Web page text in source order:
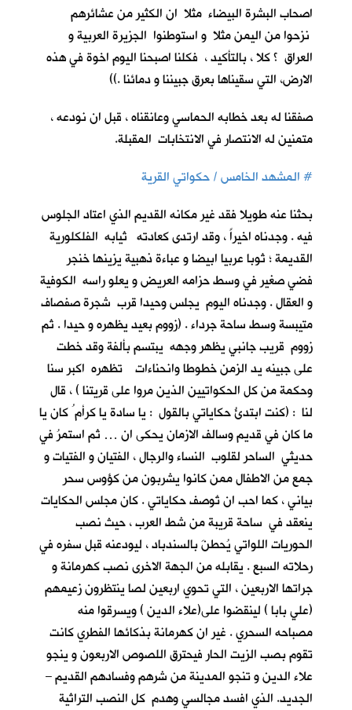
اصحاب البشرة البيضاء مثلا ان الكثير من عشائرهم
نزحوا من اليمن مثلا و استوطنوا الجزيرة العربية و
العراق ؟ كلا ، بالتأكيد ، فكلنا اصبحنا اليوم اخوة في هذه
الارض، التي سقيناها بعرق جبيننا و دمائنا .))
صفقنا له بعد خطابه الحماسي وعانقناه ، قبل ان نودعه ،
متمنين له الانتصار في الانتخابات المقبلة.
#المشهد الخامس / حكواتي القرية
بحثنا عنه طويلا فقد غير مكانه القديم الذي اعتاد الجلوس
فيه . وجدناه اخيراً ، وقد ارتدى كعادته ثيابه الفلكلورية
القديمة ؛ ثوبا عربيا ابيضا و عباءة ذهبية يزينها خنجر
فضي صغير في وسط حزامه العريض و يعلو راسه الكوفية
و العقال . وجدناه اليوم يجلس وحيدا قرب شجرة صفصاف
متيبسة وسط ساحة جرداء . (زووم بعيد يظهره و حيدا . ثم
زووم قريب جانبي يظهر وجهه يبتسم بألفة وقد خطت
على جبينه يد الزمن خطوطا وانحناءات تظهره اكبر سنا
وحكمة من كل الحكواتيين الذين مروا على قريتنا ) ، قال
لنا : (كنت ابتدئُ حكاياتي بالقول : يا سادة يا كرأم ُ كان يا
ما كان في قديم وسالف الازمان يحكى ان … ثم استمرُ في
حديثي الساحر لقلوب النساء والرجال ، الفتيان و الفتيات و
جمع من الاطفال ممن كانوا يشربون من كؤوس سحر
بياني ، كما احب ان تُوصف حكاياتي . كان مجلس الحكايات
ينعقد في ساحة قريبة من شط العرب ، حيث نصب
الحوريات اللواتي يُحطنَ بالسندباد ، ليودعنه قبل سفره في
رحلاته السبع . يقابله من الجهة الاخرى نصب كهرمانة و
جراتها الاربعين ، التي تحوي اربعين لصا ينتظرون زعيمهم
(علي بابا ) لينقضوا على(علاء الدين ) ويسرقوا منه
مصباحه السحري . غير ان كهرمانة بذكائها الفطري كانت
تقوم بصب الزيت الحار فيحترق اللصوص الاربعون و ينجو
علاء الدين و تنجو المدينة من شرهم وفسادهم القديم –
الجديد. الذي افسد مجالسي وهدم كل النصب التراثية